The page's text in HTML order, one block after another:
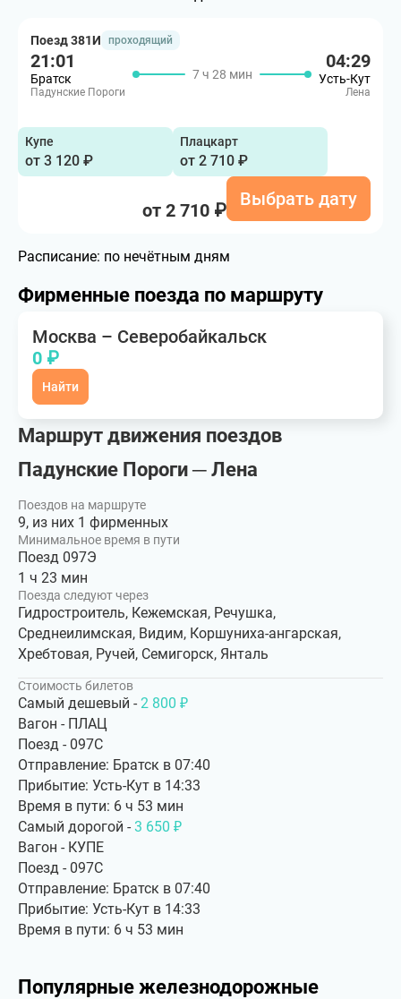
Поезд 381И проходящий
21:01
Братск
Падунские Пороги
7 ч 28 мин
04:29
Усть-Кут
Лена
Купе
от 3 120 ₽
Плацкарт
от 2 710 ₽
от 2 710 ₽
Выбрать дату
Расписание: по нечётным дням
Фирменные поезда по маршруту
Москва – Северобайкальск
0 ₽
Найти
Маршрут движения поездов
Падунские Пороги ─ Лена
Поездов на маршруте
9, из них 1 фирменных
Минимальное время в пути
Поезд 097Э
1 ч 23 мин
Поезда следуют через
Гидростроитель, Кежемская, Речушка,
Среднеилимская, Видим, Коршуниха-ангарская,
Хребтовая, Ручей, Семигорск, Янталь
Стоимость билетов
Самый дешевый - 2 800 ₽
Вагон - ПЛАЦ
Поезд - 097С
Отправление: Братск в 07:40
Прибытие: Усть-Кут в 14:33
Время в пути: 6 ч 53 мин
Самый дорогой - 3 650 ₽
Вагон - КУПЕ
Поезд - 097С
Отправление: Братск в 07:40
Прибытие: Усть-Кут в 14:33
Время в пути: 6 ч 53 мин
Популярные железнодорожные